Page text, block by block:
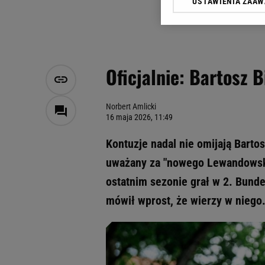
Oficjalnie: Bartosz
Norbert Amlicki
16 maja 2026, 11:49
Kontuzje nadal nie omijają
uważany za "nowego
ostatnim sezonie grał w 2.
mówił wprost, że wierzy w
Klikając „Akceptuję”
Zaufanych Partnerów i
My, nasi Zaufani
Użycie dokładnych